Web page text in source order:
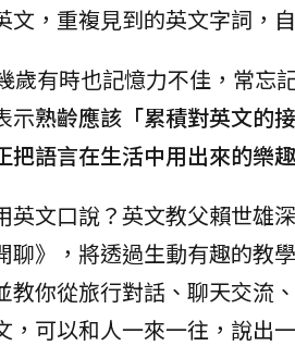
文，重複見到的英文字詞，
歲有時也記憶力不佳，常忘
示熟齡應該「累積對英文的
語言在生活中用出來的樂趣
英文口說？英文教父賴世雄
聊》，將透過生動有趣的教
教你從旅行對話、聊天交流
，可以和人一來一往，說出